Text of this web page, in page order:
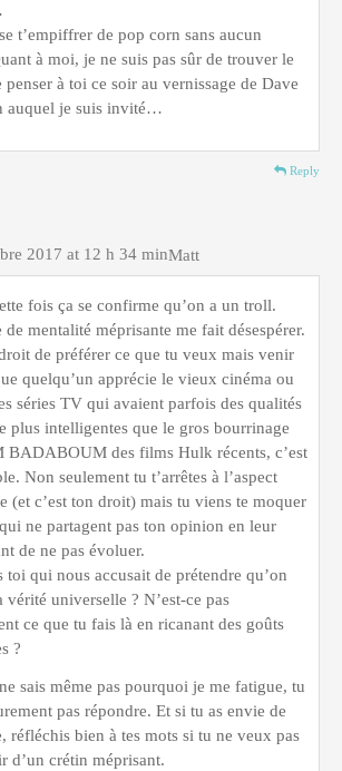
t’empiffrer de pop corn sans aucun
à moi, je ne suis pas sûr de trouver le
penser à toi ce soir au vernissage de Dave
auquel je suis invité…
Reply
Matt
2017 at 12 h 34 min
fois ça se confirme qu’on a un troll.
de mentalité méprisante me fait désespérer.
de préférer ce que tu veux mais venir
quelqu’un apprécie le vieux cinéma ou
séries TV qui avaient parfois des qualités
plus intelligentes que le gros bourrinage
BADABOUM des films Hulk récents, c’est
Non seulement tu t’arrêtes à l’aspect
(et c’est ton droit) mais tu viens te moquer
ne partagent pas ton opinion en leur
de ne pas évoluer.
toi qui nous accusait de prétendre qu’on
vérité universelle ? N’est-ce pas
ce que tu fais là en ricanant des goûts
?
sais même pas pourquoi je me fatigue, tu
pas répondre. Et si tu as envie de
réfléchis bien à tes mots si tu ne veux pas
d’un crétin méprisant.